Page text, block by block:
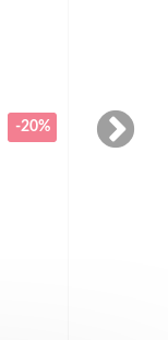
-20%